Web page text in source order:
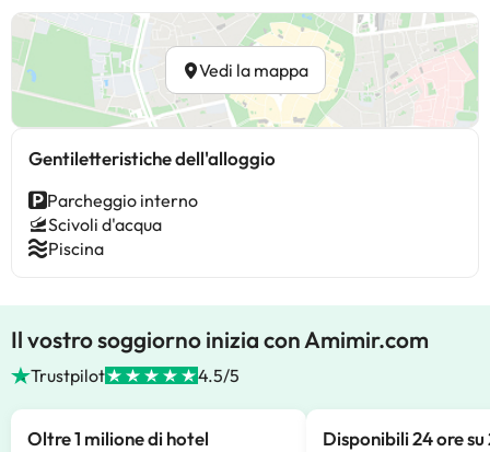
Vedi la mappa
Gentiletteristiche dell'alloggio
Parcheggio interno
Scivoli d'acqua
Piscina
Il vostro soggiorno inizia con Amimir.com
Trustpilot 4.5/5
Oltre 1 milione di hotel
Disponibili 24 ore su